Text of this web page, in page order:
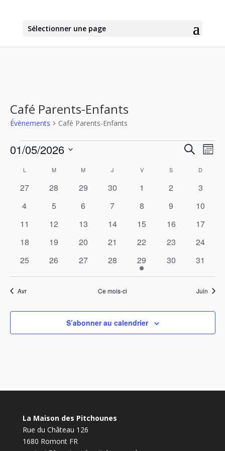
Sélectionner une page
Café Parents-Enfants
Évènements Café Parents-Enfants
Évènements
vues
Recherche
de
Mois
01/05/2026
date.
Calendrier
de
L MMARDI M MERCREDI
J VVENDREDIS D
0
27
0
28
0
29
0
30
0
1
0
2
0
3
0
4
0
5
0
6
0
7
0
8
0
9
0
10
0
11
0
12
0
13
0
14
0
15
0
16
0
17
0
18
0
19
0
20
0
21
0
22
0
23
0
24
0
25
0
26
0
27
0
évènements
28
1
évènement
29
0
30
0
31
Avr Ce mois-ci Juin
S’abonner au calendrier
La Maison des Pitchounes
Rue du Château 126
1680 Romont FR